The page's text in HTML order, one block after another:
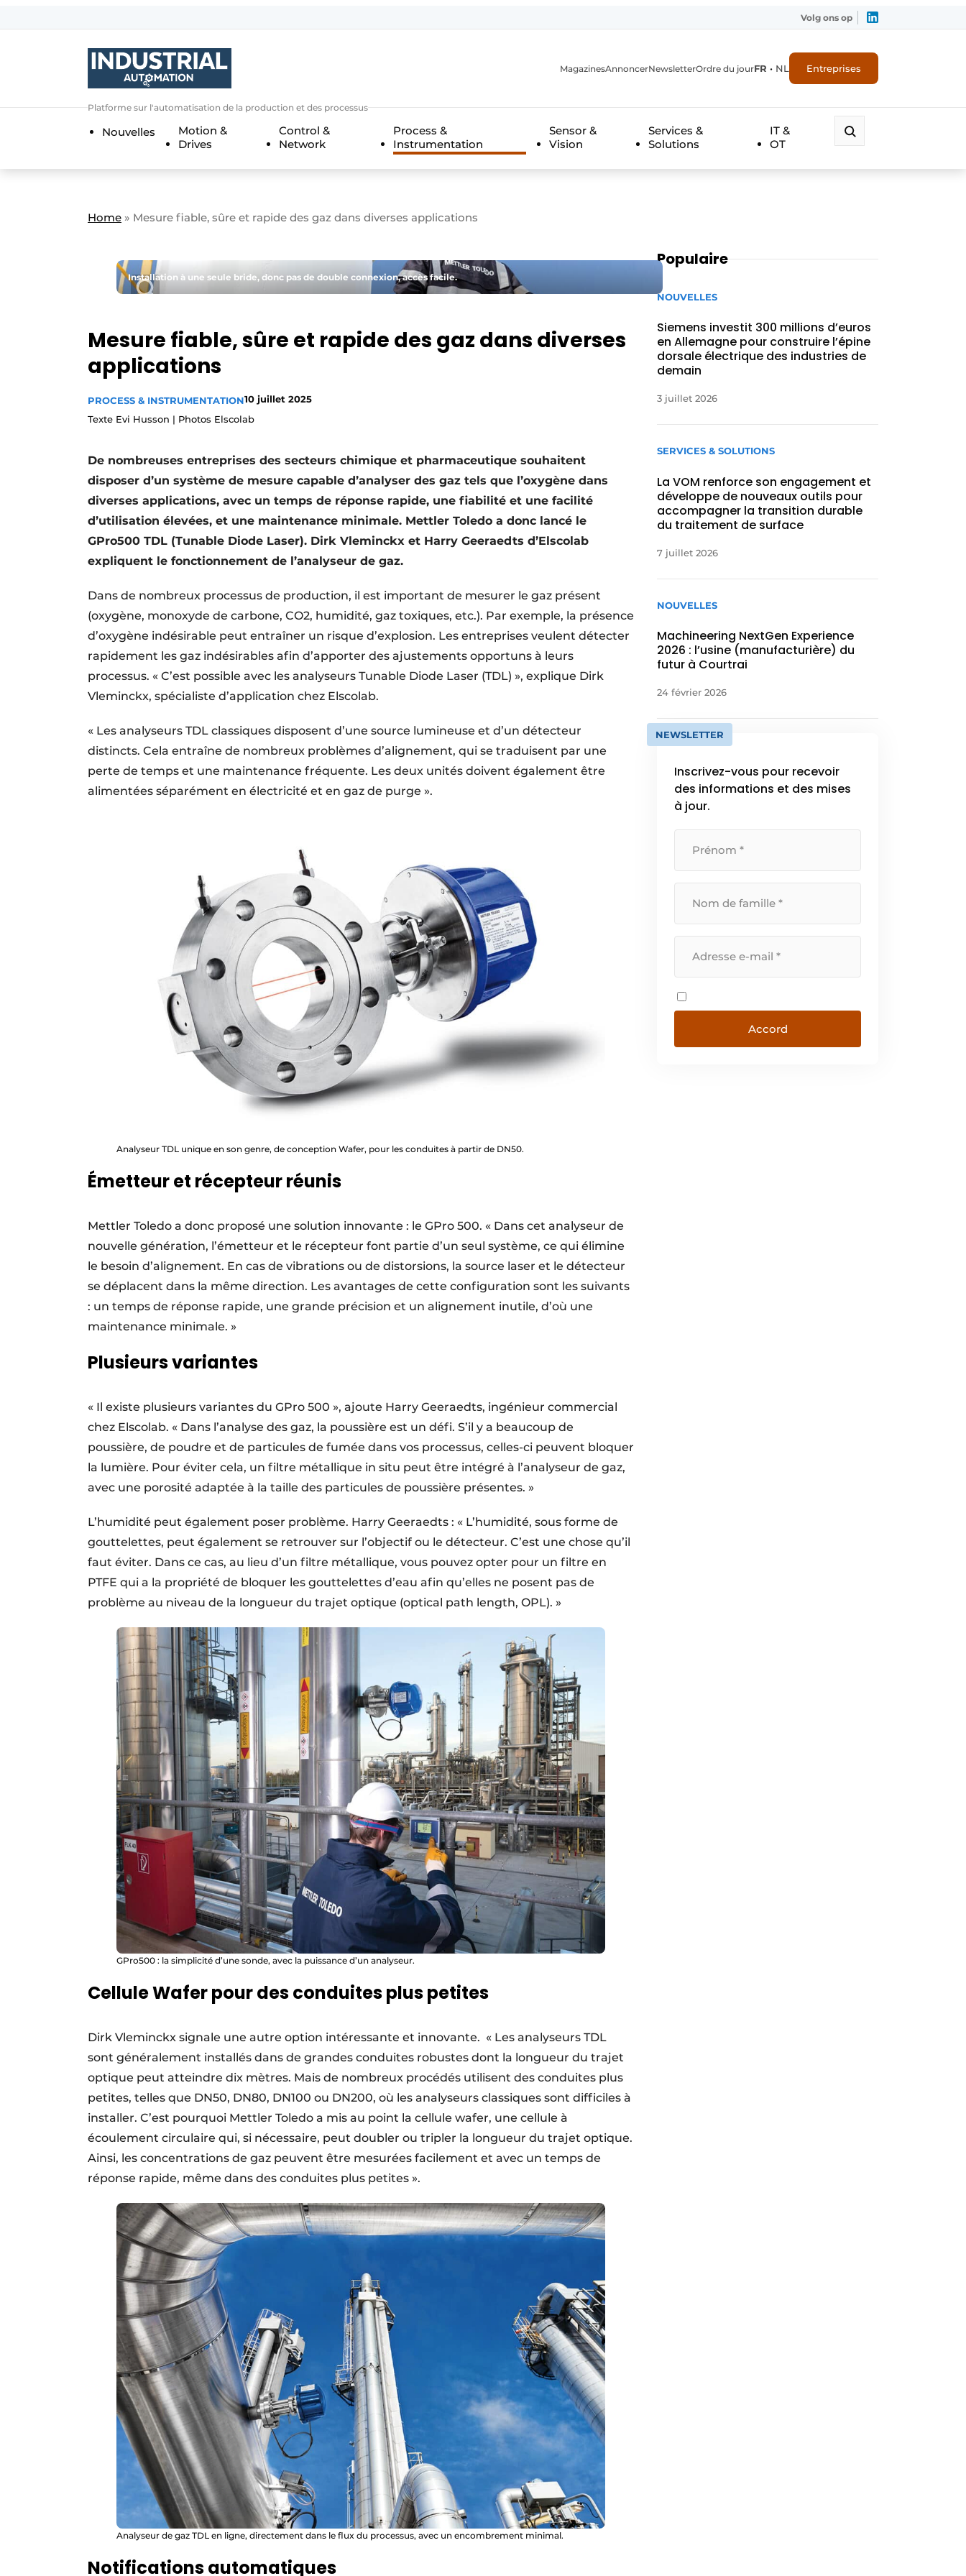
Contact
Eigen content aanleveren
Emploi
EntreprisesMerci de votre inscription
S’inscrire
Home
Meest gelezen
Podcasts
Privacy / Cookie statement
Video’s
Volg ons op
Platforme sur l'automatisation de la production et des processus
MagazinesAnnoncerNewsletterOrdre du jourFR • NL Entreprises
Nouvelles
Motion &
Drives
Control &
Network
Process &
Instrumentation
Sensor &
Vision
Services &
Solutions
IT &
OT
Home » Mesure fiable, sûre et rapide des gaz dans diverses applications
Installation à une seule bride, donc pas de double connexion, accès facile.
Mesure fiable, sûre et rapide des gaz dans diverses
applications
PROCESS & INSTRUMENTATION10 juillet 2025
Texte Evi Husson | Photos Elscolab
De nombreuses entreprises des secteurs chimique et pharmaceutique souhaitent
disposer d’un système de mesure capable d’analyser des gaz tels que l’oxygène dans
diverses applications, avec un temps de réponse rapide, une fiabilité et une facilité
d’utilisation élevées, et une maintenance minimale. Mettler Toledo a donc lancé le
GPro500 TDL (Tunable Diode Laser). Dirk Vleminckx et Harry Geeraedts d’Elscolab
expliquent le fonctionnement de l’analyseur de gaz.
Dans de nombreux processus de production, il est important de mesurer le gaz présent
(oxygène, monoxyde de carbone, CO2, humidité, gaz toxiques, etc.). Par exemple, la présence
d’oxygène indésirable peut entraîner un risque d’explosion. Les entreprises veulent détecter
rapidement les gaz indésirables afin d’apporter des ajustements opportuns à leurs
processus. « C’est possible avec les analyseurs Tunable Diode Laser (TDL) », explique Dirk
Vleminckx, spécialiste d’application chez Elscolab.
« Les analyseurs TDL classiques disposent d’une source lumineuse et d’un détecteur
distincts. Cela entraîne de nombreux problèmes d’alignement, qui se traduisent par une
perte de temps et une maintenance fréquente. Les deux unités doivent également être
alimentées séparément en électricité et en gaz de purge ».
Analyseur TDL unique en son genre, de conception Wafer, pour les conduites à partir de DN50.
Émetteur et récepteur réunis
Mettler Toledo a donc proposé une solution innovante : le GPro 500. « Dans cet analyseur de
nouvelle génération, l’émetteur et le récepteur font partie d’un seul système, ce qui élimine
le besoin d’alignement. En cas de vibrations ou de distorsions, la source laser et le détecteur
se déplacent dans la même direction. Les avantages de cette configuration sont les suivants
: un temps de réponse rapide, une grande précision et un alignement inutile, d’où une
maintenance minimale. »
Plusieurs variantes
« Il existe plusieurs variantes du GPro 500 », ajoute Harry Geeraedts, ingénieur commercial
chez Elscolab. « Dans l’analyse des gaz, la poussière est un défi. S’il y a beaucoup de
poussière, de poudre et de particules de fumée dans vos processus, celles-ci peuvent bloquer
la lumière. Pour éviter cela, un filtre métallique in situ peut être intégré à l’analyseur de gaz,
avec une porosité adaptée à la taille des particules de poussière présentes. »
L’humidité peut également poser problème. Harry Geeraedts : « L’humidité, sous forme de
gouttelettes, peut également se retrouver sur l’objectif ou le détecteur. C’est une chose qu’il
faut éviter. Dans ce cas, au lieu d’un filtre métallique, vous pouvez opter pour un filtre en
PTFE qui a la propriété de bloquer les gouttelettes d’eau afin qu’elles ne posent pas de
problème au niveau de la longueur du trajet optique (optical path length, OPL). »
GPro500 : la simplicité d’une sonde, avec la puissance d’un analyseur.
Cellule Wafer pour des conduites plus petites
Dirk Vleminckx signale une autre option intéressante et innovante. « Les analyseurs TDL
sont généralement installés dans de grandes conduites robustes dont la longueur du trajet
optique peut atteindre dix mètres. Mais de nombreux procédés utilisent des conduites plus
petites, telles que DN50, DN80, DN100 ou DN200, où les analyseurs classiques sont difficiles à
installer. C’est pourquoi Mettler Toledo a mis au point la cellule wafer, une cellule à
écoulement circulaire qui, si nécessaire, peut doubler ou tripler la longueur du trajet optique.
Ainsi, les concentrations de gaz peuvent être mesurées facilement et avec un temps de
réponse rapide, même dans des conduites plus petites ».
Analyseur de gaz TDL en ligne, directement dans le flux du processus, avec un encombrement minimal.
Notifications automatiques
Populaire
NOUVELLES
Siemens investit 300 millions d’euros
en Allemagne pour construire l’épine
dorsale électrique des industries de
demain
3 juillet 2026
SERVICES & SOLUTIONS
La VOM renforce son engagement et
développe de nouveaux outils pour
accompagner la transition durable
du traitement de surface
7 juillet 2026
NOUVELLES
Machineering NextGen Experience
2026 : l’usine (manufacturière) du
futur à Courtrai
24 février 2026
NEWSLETTER
Inscrivez-vous pour recevoir
des informations et des mises
à jour.